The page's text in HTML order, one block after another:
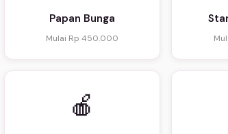
Papan Bunga
Mulai Rp 450.000
🍎